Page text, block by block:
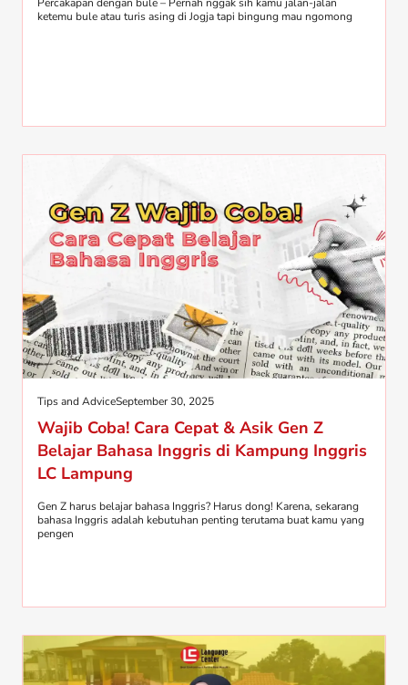
Percakapan dengan bule – Pernah nggak sih kamu jalan-jalan
ketemu bule atau turis asing di Jogja tapi bingung mau ngomong
Tips and AdviceSeptember 30, 2025
Wajib Coba! Cara Cepat & Asik Gen Z
Belajar Bahasa Inggris di Kampung Inggris
LC Lampung
Gen Z harus belajar bahasa Inggris? Harus dong! Karena, sekarang
bahasa Inggris adalah kebutuhan penting terutama buat kamu yang
pengen